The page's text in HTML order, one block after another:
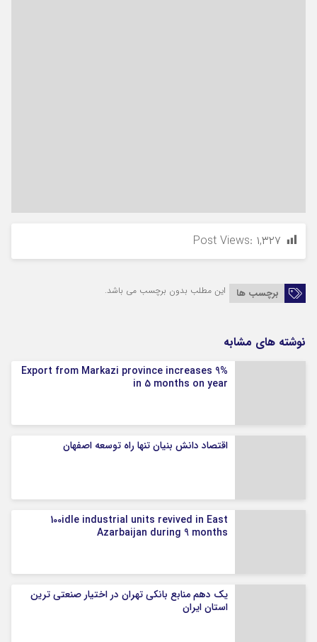
Post Views: ۱,۳۲۷
برچسب ها این مطلب بدون برچسب می باشد.
نوشته های مشابه
Export from Markazi province increases 9%
in 5 months on year
اقتصاد دانش بنیان تنها راه توسعه اصفهان
100idle industrial units revived in East
Azarbaijan during 9 months
یک دهم منابع بانکی تهران در اختیار صنعتی ترین
استان ایران